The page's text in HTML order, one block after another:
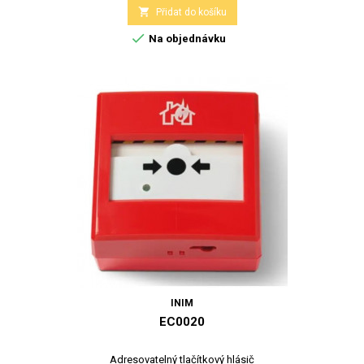
 Přidat do košíku
 Na objednávku
INIM
EC0020
Adresovatelný tlačítkový hlásič